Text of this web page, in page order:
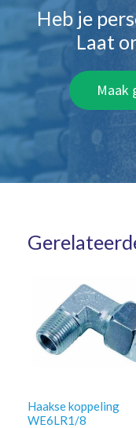
Heb je
Laat
Maak
Haakse koppeling
WE6LR1/8